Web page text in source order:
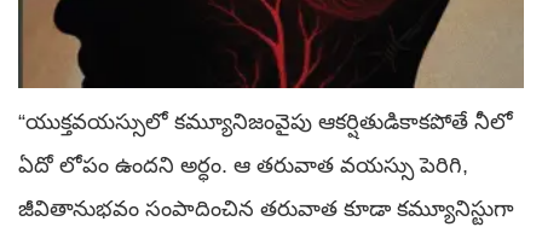
“యుక్తవయస్సులో కమ్యూనిజంవైపు ఆకర్షితుడికాకపోతే నీలో
ఏదో లోపం ఉందని అర్ధం. ఆ తరువాత వయస్సు పెరిగి,
జీవితానుభవం సంపాదించిన తరువాత కూడా కమ్యూనిస్టుగా